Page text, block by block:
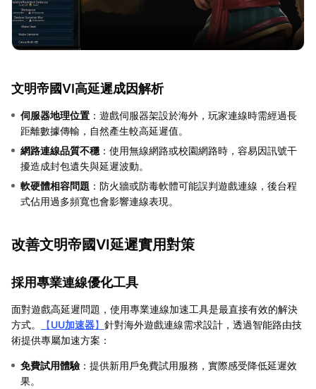
文明帝國VI高延遲成因解析
伺服器地理位置 ：遊戲伺服器架設於海外，玩家連線時需經過長
距離數據傳輸，自然產生較高延遲值。
網路連線品質不穩 ：使用無線網路或校園網路時，容易因訊號干
擾造成封包遺失與延遲波動。
軟硬體相容問題 ：防火牆或防毒軟體可能誤判遊戲連線，後台程
式佔用過多頻寬也會影響連線表現。
改善文明帝國VI延遲實用對策
採用專業連線優化工具
面對遊戲高延遲問題，使用專業連線加速工具是最直接有效的解決
方式。
【UU加速器】 針對海外遊戲連線需求設計，透過智能路由技
術提供專屬加速方案：
免費試用體驗 ：提供新用戶免費試用服務，實際感受降低延遲效
果。